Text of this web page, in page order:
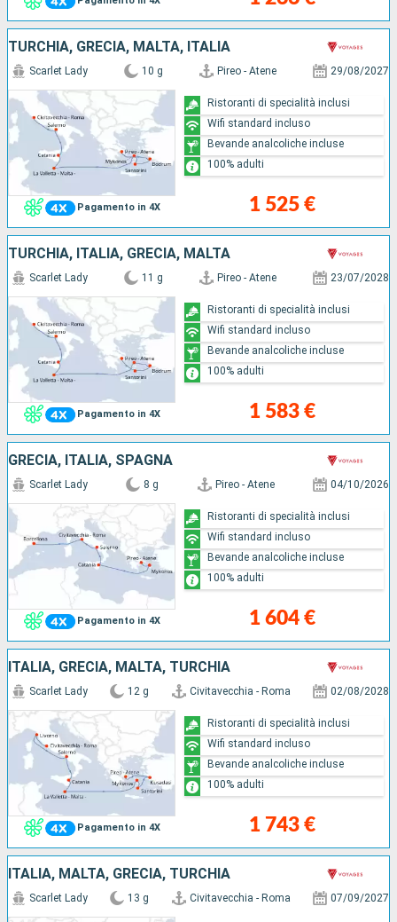
TURCHIA, GRECIA, MALTA, ITALIA
Pagamento in 4X
Scarlet Lady 10 g Pireo - Atene 29/08/2027
1 525 €
Ristoranti di specialità inclusi
Wifi standard incluso
Bevande analcoliche incluse
100% adulti
TURCHIA, ITALIA, GRECIA, MALTA
Pagamento in 4X
Scarlet Lady 11 g Pireo - Atene 23/07/2028
1 583 €
Ristoranti di specialità inclusi
Wifi standard incluso
Bevande analcoliche incluse
100% adulti
GRECIA, ITALIA, SPAGNA
Pagamento in 4X
Scarlet Lady 8 g Pireo - Atene 04/10/2026
1 604 €
Ristoranti di specialità inclusi
Wifi standard incluso
Bevande analcoliche incluse
100% adulti
ITALIA, GRECIA, MALTA, TURCHIA
Pagamento in 4X
Scarlet Lady 12 g Civitavecchia - Roma 02/08/2028
1 743 €
Ristoranti di specialità inclusi
Wifi standard incluso
Bevande analcoliche incluse
100% adulti
ITALIA, MALTA, GRECIA, TURCHIA
Scarlet Lady 13 g Civitavecchia - Roma 07/09/2027